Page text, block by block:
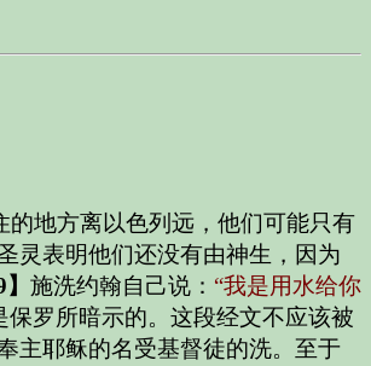
地方离以色列远，他们可能只有
灵表明他们还没有由神生，因为
施洗约翰自己说： “我是用水给你
保罗所暗示的。这段经文不应该被
主耶稣的名受基督徒的洗。至于